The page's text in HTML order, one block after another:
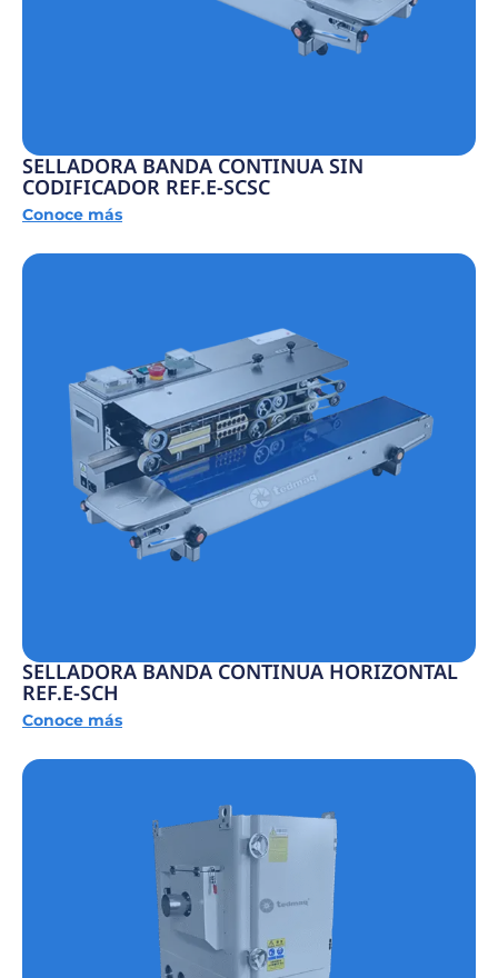
SELLADORA BANDA CONTINUA SIN
CODIFICADOR REF.E-SCSC
Conoce más
SELLADORA BANDA CONTINUA HORIZONTAL
REF.E-SCH
Conoce más